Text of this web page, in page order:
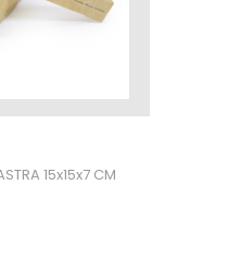
15x15x7 CM